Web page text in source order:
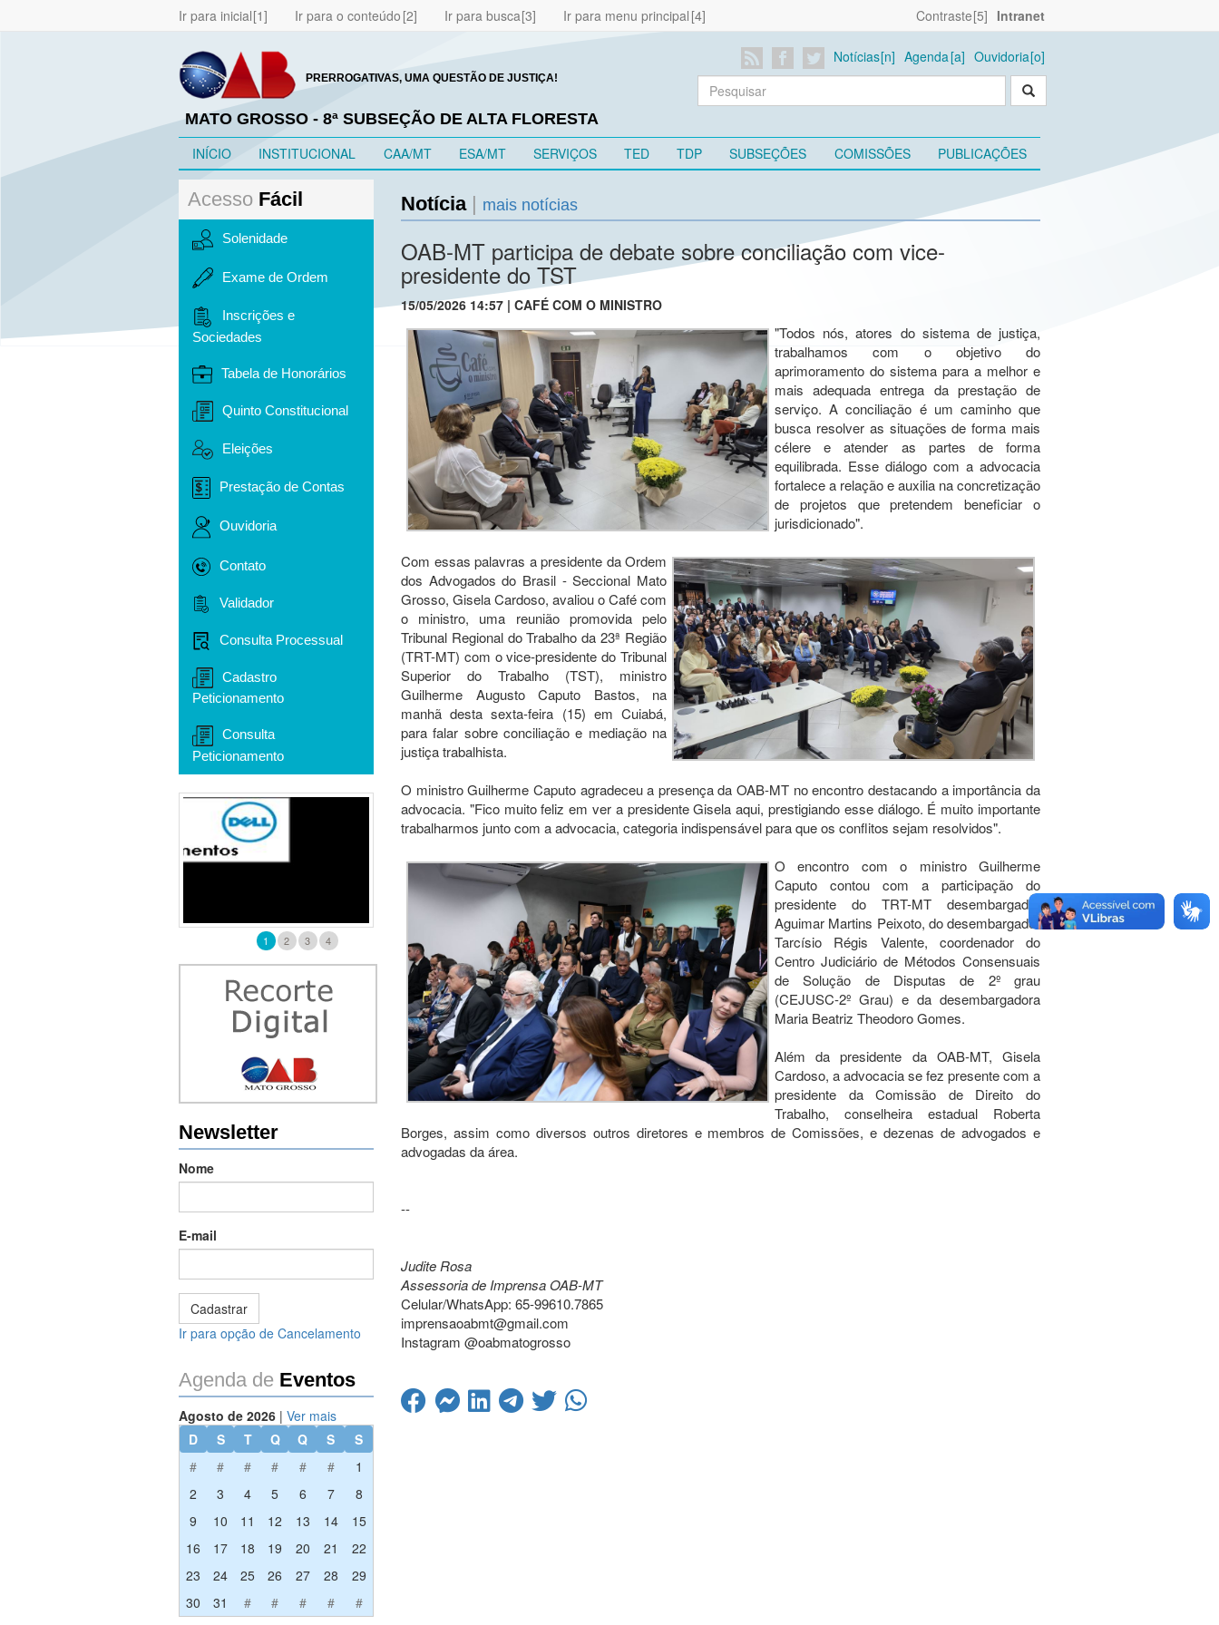
Ir para inicial Ir para o conteúdo Ir para busca Ir para menu principal Contraste Intranet
PRERROGATIVAS, UMA QUESTÃO DE JUSTIÇA!
MATO GROSSO - 8ª SUBSEÇÃO DE ALTA FLORESTA
Notícias Agenda Ouvidoria
INÍCIO INSTITUCIONAL CAA/MT ESA/MT SERVIÇOS TED TDP SUBSEÇÕES COMISSÕES PUBLICAÇÕES
Acesso Fácil
Solenidade
Exame de Ordem
Inscrições e
Sociedades
Tabela de Honorários
Quinto Constitucional
Eleições
Prestação de Contas
Ouvidoria
Contato
Validador
Consulta Processual
Cadastro
Peticionamento
Consulta
Peticionamento
1 2 3 4
Newsletter
Nome
E-mail
Ir para opção de Cancelamento
Agenda de Eventos
Agosto de 2026 | Ver mais
D
S T Q Q S
S
#
# # # # #
1
2
3 4 5 6 7
8
9
10 11 12 13 14
15
16
17 18 19 20 21
22
23
24 25 26 27 28
29
30
31 # # # # #
Notícia| mais notícias
OAB-MT participa de debate sobre conciliação com vice-
presidente do TST
15/05/2026 14:57 | CAFÉ COM O MINISTRO
"Todos nós, atores do sistema de justiça,
trabalhamos com o objetivo do
aprimoramento do sistema para a melhor e
mais adequada entrega da prestação de
serviço. A conciliação é um caminho que
busca resolver as situações de forma mais
célere e atender as partes de forma
equilibrada. Esse diálogo com a advocacia
fortalece a relação e auxilia na concretização
de projetos que pretendem beneficiar o
jurisdicionado".
Com essas palavras a presidente da Ordem
dos Advogados do Brasil - Seccional Mato
Grosso, Gisela Cardoso, avaliou o Café com
o ministro, uma reunião promovida pelo
Tribunal Regional do Trabalho da 23ª Região
(TRT-MT) com o vice-presidente do Tribunal
Superior do Trabalho (TST), ministro
Guilherme Augusto Caputo Bastos, na
manhã desta sexta-feira (15) em Cuiabá,
para falar sobre conciliação e mediação na
justiça trabalhista.
O ministro Guilherme Caputo agradeceu a presença da OAB-MT no encontro destacando a importância da
advocacia. "Fico muito feliz em ver a presidente Gisela aqui, prestigiando esse diálogo. É muito importante
trabalharmos junto com a advocacia, categoria indispensável para que os conflitos sejam resolvidos".
O encontro com o ministro Guilherme
Caputo contou com a participação do
presidente do TRT-MT desembargador
Aguimar Martins Peixoto, do desembargador
Tarcísio Régis Valente, coordenador do
Centro Judiciário de Métodos Consensuais
de Solução de Disputas de 2º grau
(CEJUSC-2º Grau) e da desembargadora
Maria Beatriz Theodoro Gomes.
Além da presidente da OAB-MT, Gisela
Cardoso, a advocacia se fez presente com a
presidente da Comissão de Direito do
Trabalho, conselheira estadual Roberta
Borges, assim como diversos outros diretores e membros de Comissões, e dezenas de advogados e
advogadas da área.
--
Judite Rosa
Assessoria de Imprensa OAB-MT
Celular/WhatsApp: 65-99610.7865
imprensaoabmt@gmail.com
Instagram @oabmatogrosso